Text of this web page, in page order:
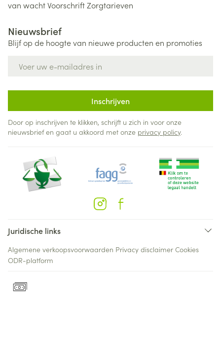
van wachtVoorschriftZorgtarieven
Nieuwsbrief
Blijf op de hoogte van nieuwe producten en promoties
Inschrijven
Door op inschrijven te klikken, schrijft u zich in voor onze
nieuwsbrief en gaat u akkoord met onze privacy policy.
Juridische links
Algemene verkoopsvoorwaarden Privacy disclaimer Cookies
ODR-platform